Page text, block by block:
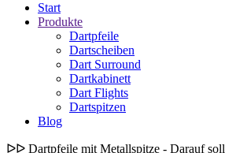
Start
Produkte
Dartpfeile
Dartscheiben
Dart Surround
Dartkabinett
Dart Flights
Dartspitzen
Blog
ᐅᐅ Dartpfeile mit Metallspitze - Darauf